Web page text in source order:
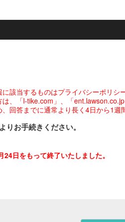
該当するものはプライバシーポリシ
、「l-tike.com」、「
回答までに通常より長く4日から1
りお手続きください。
日をもって終了いたしました。